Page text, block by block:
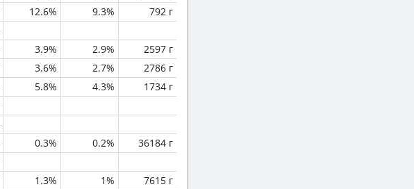
12.6% 9.3%
792 г
3.9% 2.9%
2597 г
3.6% 2.7%
2786 г
5.8% 4.3%
1734 г
0.3% 0.2%
36184 г
1.3% 1%
7615 г